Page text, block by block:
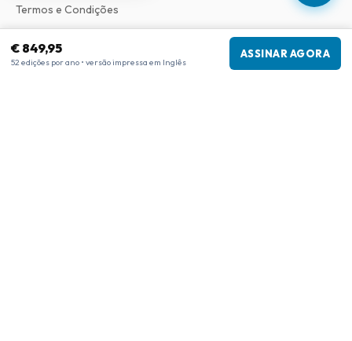
€ 849,95
52 edições por ano • versão impressa em Inglês
ASSINAR AGORA
Termos e Condições
Política de Privacidade
Procedimento de Reclamações